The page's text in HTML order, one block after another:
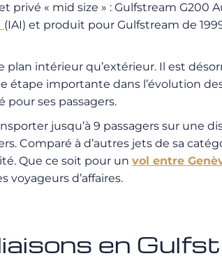
privé « mid size » : Gulfstream G200
(IAI) et produit pour Gulfstream de
plan intérieur qu’extérieur. Il est
étape importante dans l’évolution
ses passagers.
jusqu’à 9 passagers sur une
Comparé à d’autres jets de sa
Que ce soit pour un vol entre
d’affaires.
en